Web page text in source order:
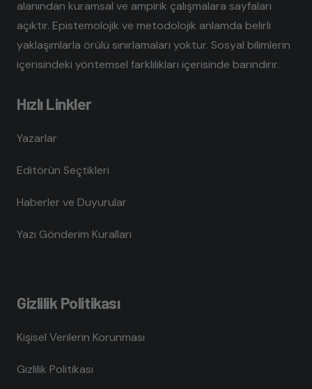
alanından kuramsal ve ampirik çalışmalara sayfaları
açıktır. Epistemolojik ve metodolojik anlamda belirli
yaklaşımlarla örülü sınırlamaları yoktur. Sosyal bilimlerin
içerisindeki yöntemsel farklılıkları içerisinde barındırır.
Hızlı Linkler
Yazarlar
Editörün Seçtikleri
Haberler ve Duyurular
Yazı Gönderim Kuralları
Gizlilik Politikası
Kişisel Verilerin Korunması
Gizlilik Politikası